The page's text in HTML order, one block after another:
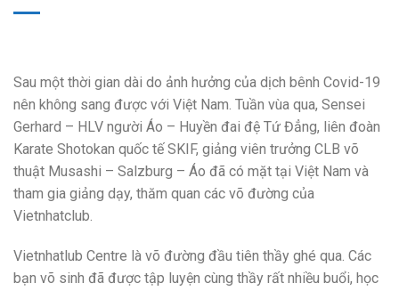
Sau một thời gian dài do ảnh hưởng của dịch bênh Covid-19
nên không sang được với Việt Nam. Tuần vùa qua, Sensei
Gerhard – HLV người Áo – Huyền đai đệ Tứ Đẳng, liên đoàn
Karate Shotokan quốc tế SKIF, giảng viên trưởng CLB võ
thuật Musashi – Salzburg – Áo đã có mặt tại Việt Nam và
tham gia giảng dạy, thăm quan các võ đường của
Vietnhatclub.
Vietnhatlub Centre là võ đường đầu tiên thầy ghé qua. Các
bạn võ sinh đã được tập luyện cùng thầy rất nhiều buổi, học